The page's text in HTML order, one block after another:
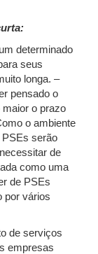
determinado
seus
longa. –
pensado o
maior o prazo
o ambiente
serão
de
como uma
de PSEs
por vários
de serviços
empresas